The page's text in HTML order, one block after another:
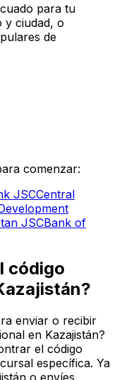
para tu
y ciudad, o
de
comenzar:
JSCCentral
JSCBank of
código
enviar o recibir
en Kazajistán?
el código
específica. Ya